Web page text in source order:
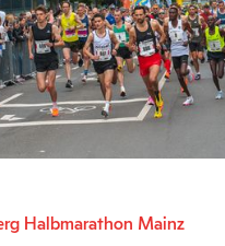
Halbmarathon Mainz